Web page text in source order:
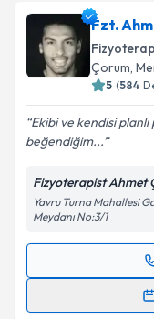
E-posta
Kişisel
Metni
Fzt.
Çorum,
5 (584
Ekibi ve kendisi planlı
beğendiğim...
Fizyoterapist Ahmet
Yavru Turna Mahallesi
Meydanı No:3/1
Randevu